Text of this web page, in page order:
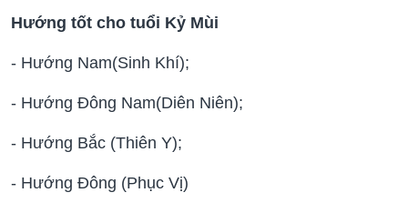
Hướng tốt cho tuổi Kỷ Mùi
- Hướng Nam(Sinh Khí);
- Hướng Đông Nam(Diên Niên);
- Hướng Bắc (Thiên Y);
- Hướng Đông (Phục Vị)